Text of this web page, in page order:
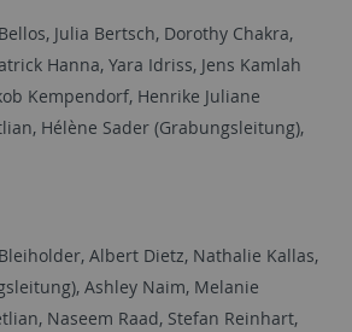
Julia Bertsch, Dorothy Chakra,
Hanna, Yara Idriss, Jens Kamlah
Kempendorf, Henrike Juliane
Hélène Sader (Grabungsleitung),
Albert Dietz, Nathalie Kallas,
Ashley Naim, Melanie
Naseem Raad, Stefan Reinhart,